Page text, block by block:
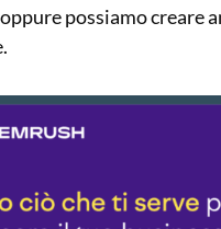
possiamo creare